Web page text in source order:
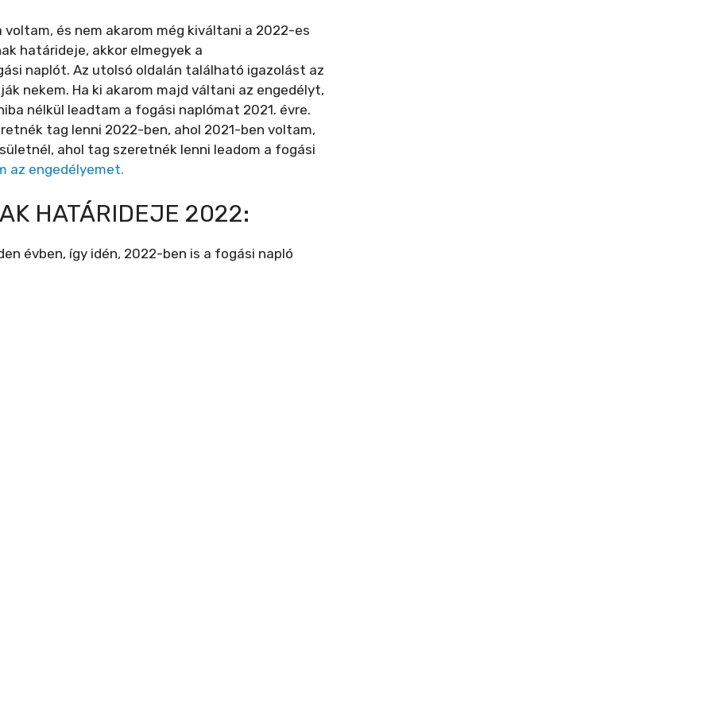
voltam, és nem akarom még kiváltani a 2022-es
határideje, akkor elmegyek a
naplót. Az utolsó oldalán található igazolást az
nekem. Ha ki akarom majd váltani az engedélyt,
nélkül leadtam a fogási naplómat 2021. évre.
tag lenni 2022-ben, ahol 2021-ben voltam,
ahol tag szeretnék lenni leadom a fogási
az engedélyemet.
HATÁRIDEJE 2022:
évben, így idén, 2022-ben is a fogási napló